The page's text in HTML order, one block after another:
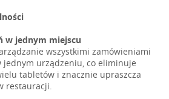
w jednym miejscu
wszystkimi zamówieniami
urządzeniu, co eliminuje
tabletów i znacznie upraszcza
restauracji.